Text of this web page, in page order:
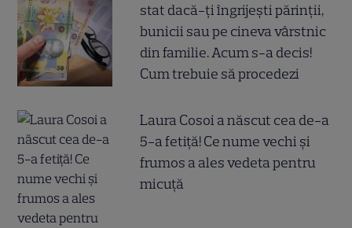
stat dacă-ți îngrijești părinții,
bunicii sau pe cineva vârstnic
din familie. Acum s-a decis!
Cum trebuie să procedezi
Laura Cosoi a născut cea de-a
5-a fetiță! Ce nume vechi și
frumos a ales vedeta pentru
micuță